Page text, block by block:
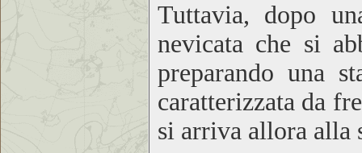
Tuttavia, dopo
nevicata che si
preparando una
caratterizzata da
si arriva allora alla